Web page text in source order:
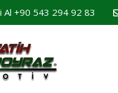
Al +90 543 294 92 83